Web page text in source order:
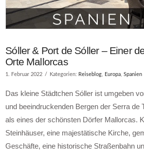
Sóller & Port de Sóller – Einer
Orte Mallorcas
1. Februar 2022 Kategorien: Reiseblog Europa ,Spanien
Das kleine Städtchen Sóller ist umgeben
und beeindruckenden Bergen der Serra de
als eines der schönsten Dörfer Mallorcas.
Steinhäuser, eine majestätische Kirche,
Geschäfte, eine historische Straßenbahn